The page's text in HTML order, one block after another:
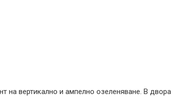
на вертикално и ампелно озеленяване. В двора